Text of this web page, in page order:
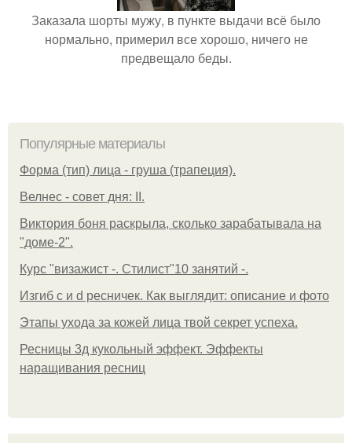
Заказала шорты мужу, в пункте выдачи всё было
нормально, примерил все хорошо, ничего не
предвещало беды.
Популярные материалы
Форма (тип) лица - груша (трапеция).
Велнес - совет дня: II.
Виктория боня раскрыла, сколько зарабатывала на
"доме-2".
Курс "визажист -. Стилист"10 занятий -.
Изгиб c и d ресничек. Как выглядит: описание и фото
Этапы ухода за кожей лица твой секрет успеха.
Ресницы 3д кукольный эффект. Эффекты
наращивания ресниц